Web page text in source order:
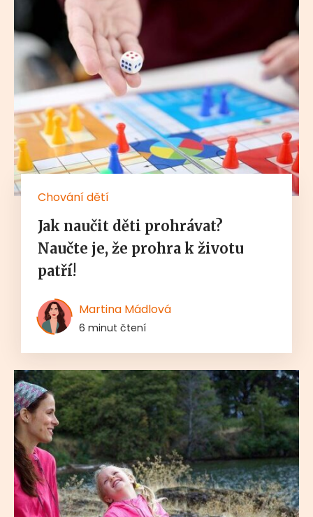
Chování dětí
Jak naučit děti prohrávat?
Naučte je, že prohra k životu
patří!
Martina Mádlová
6 minut čtení